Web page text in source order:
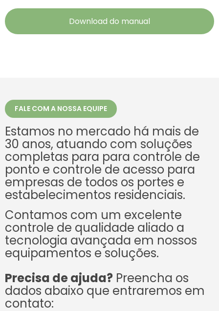
Download do manual
FALE COM A NOSSA EQUIPE
Estamos no mercado há mais de
30 anos, atuando com soluções
completas para para controle de
ponto e controle de acesso para
empresas de todos os portes e
estabelecimentos residenciais.
Contamos com um excelente
controle de qualidade aliado a
tecnologia avançada em nossos
equipamentos e soluções.
Precisa de ajuda? Preencha os
dados abaixo que entraremos em
contato: